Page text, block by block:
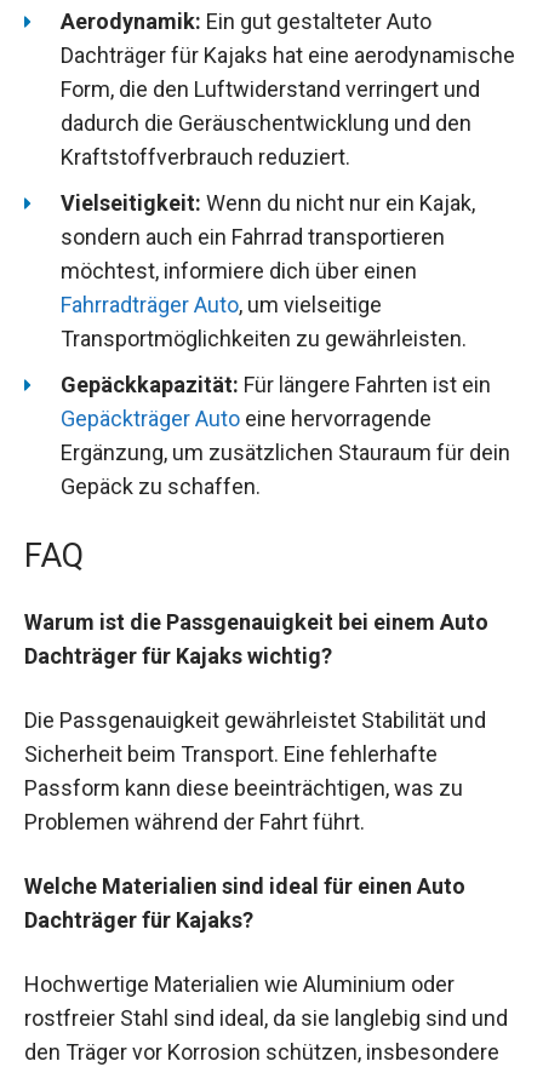
Aerodynamik: Ein gut gestalteter Auto
Dachträger für Kajaks hat eine aerodynamische
Form, die den Luftwiderstand verringert und
dadurch die Geräuschentwicklung und den
Kraftstoffverbrauch reduziert.
Vielseitigkeit: Wenn du nicht nur ein Kajak,
sondern auch ein Fahrrad transportieren
möchtest, informiere dich über einen
Fahrradträger Auto, um vielseitige
Transportmöglichkeiten zu gewährleisten.
Gepäckkapazität: Für längere Fahrten ist ein
Gepäckträger Auto eine hervorragende
Ergänzung, um zusätzlichen Stauraum für dein
Gepäck zu schaffen.
FAQ
Warum ist die Passgenauigkeit bei einem Auto
Dachträger für Kajaks wichtig?
Die Passgenauigkeit gewährleistet Stabilität und
Sicherheit beim Transport. Eine fehlerhafte
Passform kann diese beeinträchtigen, was zu
Problemen während der Fahrt führt.
Welche Materialien sind ideal für einen Auto
Dachträger für Kajaks?
Hochwertige Materialien wie Aluminium oder
rostfreier Stahl sind ideal, da sie langlebig sind und
den Träger vor Korrosion schützen, insbesondere